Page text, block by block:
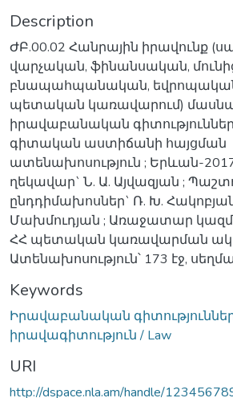
Description
ԺԲ.00.02 Հանրային իրավունք
վարչական, ֆինանսական,
բնապահպանական, եվրոպական
պետական կառավարում)
իրավաբանական
գիտական աստիճանի հայցման
ատենախոսություն ; Երևան-
ղեկավար` Ն. Ա. Այվազյան ;
ընդդիմախոսներ` Ռ. Խ.
Մախմուդյան ; Առաջատար
ՀՀ պետական կառավարման
Ատենախոսություն՝ 173 էջ,
Keywords
Իրավաբանական
իրավագիտություն / Law
URI
http://dspace.nla.am/handle/